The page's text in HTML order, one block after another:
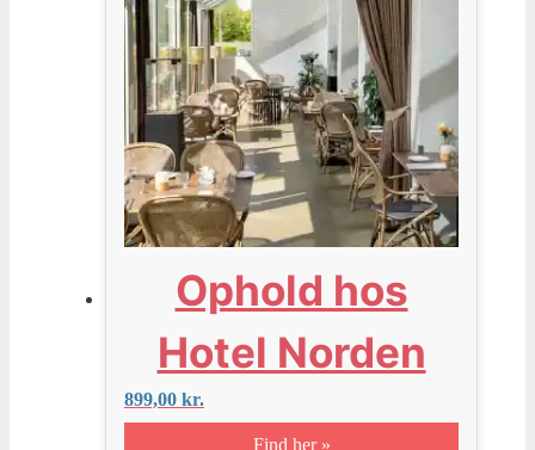
Ophold hos
Hotel Norden
899,00 kr.
Find her »